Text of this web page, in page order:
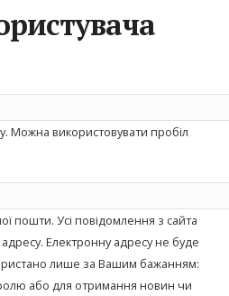
Можна використовувати пробіл
пошти. Усі повідомлення з сайта
Електронну адресу не буде
лише за Вашим бажанням:
або для отримання новин чи